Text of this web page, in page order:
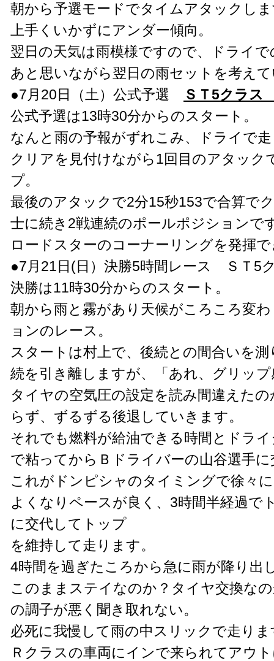
朝から予選モードでタイムアタックし
上手くいかずにアンダー傾向。
翌日の天気は雨模様ですので、ドライ
あと思いながら翌日の雨セットを考え
●7月20日（土）公式予選
ＳＴ5クラ
公式予選は13時30分からのスタート。
なんと雨の予報がずれこみ、ドライで
クリアを見付けながら1回目のアタック
プ。
最後のアタックで2分15秒153で合算で
士に続き2戦連続のポールポジションで
ロードスターのコーナーリングを発揮
●7月21日(日）決勝5時間レース ＳＴ
決勝は11時30分からのスタート。
朝から雨と霧があり天候がころころ変
ョンのレース。
スタートは村上で、後続との間合いを
続を引き離しますが、「あれ、グリッ
タイヤの空気圧の設定を読み間違えた
らず、ずるずる後退していきます。
それでも燃料が給油できる時間とドラ
で粘ってからＢドライバーの山谷選手に
これがドンピシャのタイミングで徐々
よくなりペースが良く、3時間半経過で
に交代してトップ
を維持して走ります。
4時間を過ぎたころから急に雨が降り出
このままステイなのか？タイヤ交換な
の調子が悪く聞き取れない。
必死に我慢して雨の中スリックで走り
Ｒクラスの車両にインで来られてアウ